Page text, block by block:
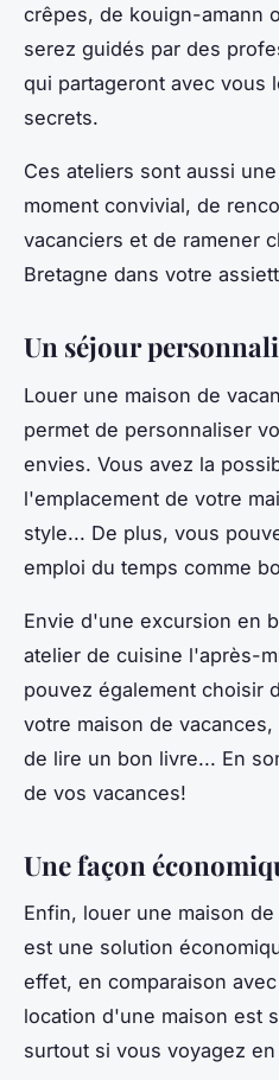
crêpes, de kouign-amann
serez guidés par des
qui partageront avec vous
secrets.
Ces ateliers sont aussi
moment convivial, de
vacanciers et de ramener
Bretagne dans votre
Un séjour
Louer une maison de
permet de personnaliser
envies. Vous avez la
l'emplacement de votre
style... De plus, vous
emploi du temps comme
Envie d'une excursion en
atelier de cuisine l'après-
pouvez également choisir
votre maison de
de lire un bon livre... En
de vos vacances!
Une façon
Enfin, louer une maison
est une solution
effet, en comparaison
location d'une maison est
surtout si vous voyagez